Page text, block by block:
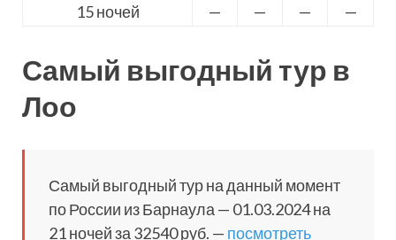
15 ночей — — — —
Самый выгодный тур в
Лоо
Самый выгодный тур на данный момент
по России из Барнаула — 01.03.2024 на
21 ночей за 32540 руб. — посмотреть